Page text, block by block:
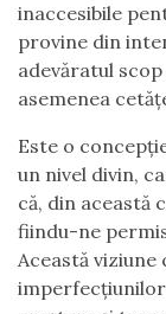
inaccesibile
provine din
adevăratul
asemenea
Este o
un nivel divin,
că, din această
fiindu-ne
Această viziune